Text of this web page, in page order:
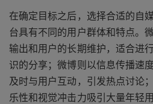
在确定目标之后，选择合适的自
台具有不同的用户群体和特点。
输出和用户的长期维护，适合进
识的分享；微博则以信息传播速
及时与用户互动，引发热点讨论
乐性和视觉冲击力吸引大量年轻